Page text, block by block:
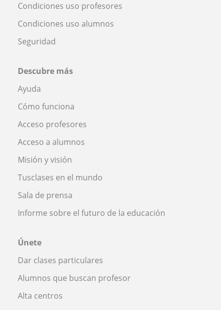
Condiciones uso profesores
Condiciones uso alumnos
Seguridad
Descubre más
Ayuda
Cómo funciona
Acceso profesores
Acceso a alumnos
Misión y visión
Tusclases en el mundo
Sala de prensa
Informe sobre el futuro de la educación
Únete
Dar clases particulares
Alumnos que buscan profesor
Alta centros